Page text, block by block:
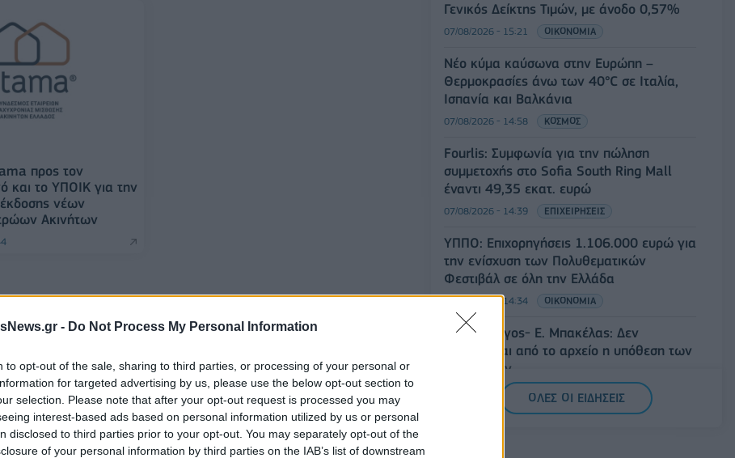
- Do Not Process My Personal Information
to opt-out of the sale, sharing to third parties, or processing of your personal or
for targeted advertising by us, please use the below opt-out section to
selection. Please note that after your opt-out request is processed you may
interest-based ads based on personal information utilized by us or personal
disclosed to third parties prior to your opt-out. You may separately opt-out of the
of your personal information by third parties on the IAB’s list of downstream
προς τον
και το ΥΠΟΙΚ για την
νέων
Ακινήτων
Γενικός Δείκτης Τιμών, με άνοδο 0,57%
07/08/2026 - 15:21 ΟΙΚΟΝΟΜΙΑ
Νέο κύμα καύσωνα στην Ευρώπη –
Θερμοκρασίες άνω των 40°C σε Ιταλία,
Ισπανία και Βαλκάνια
07/08/2026 - 14:58 ΚΟΣΜΟΣ
Fourlis: Συμφωνία για την πώληση
συμμετοχής στο Sofia South Ring Mall
έναντι 49,35 εκατ. ευρώ
07/08/2026 - 14:39 ΕΠΙΧΕΙΡΗΣΕΙΣ
ΥΠΠΟ: Επιχορηγήσεις 1.106.000 ευρώ για
την ενίσχυση των Πολυθεματικών
Φεστιβάλ σε όλη την Ελλάδα
07/08/2026 - 14:34 ΟΙΚΟΝΟΜΙΑ
Άρειος Πάγος- Ε. Μπακέλας: Δεν
ανασύρεται από το αρχείο η υπόθεση των
υποκλοπών
07/08/2026 - 14:11 ΕΛΛΑΔΑ
ΟΛΕΣ ΟΙ ΕΙΔΗΣΕΙΣ